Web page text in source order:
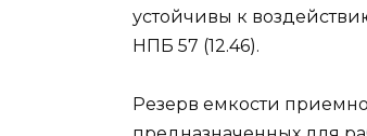
устойчивы к
НПБ 57 (12.46).
Резерв емкости